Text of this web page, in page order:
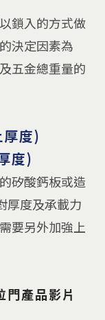
鎖入的方式做
決定因素為
五金總重量的
度)
度)
矽酸鈣板或造
厚度及承載力
要另外加強上
產品影片